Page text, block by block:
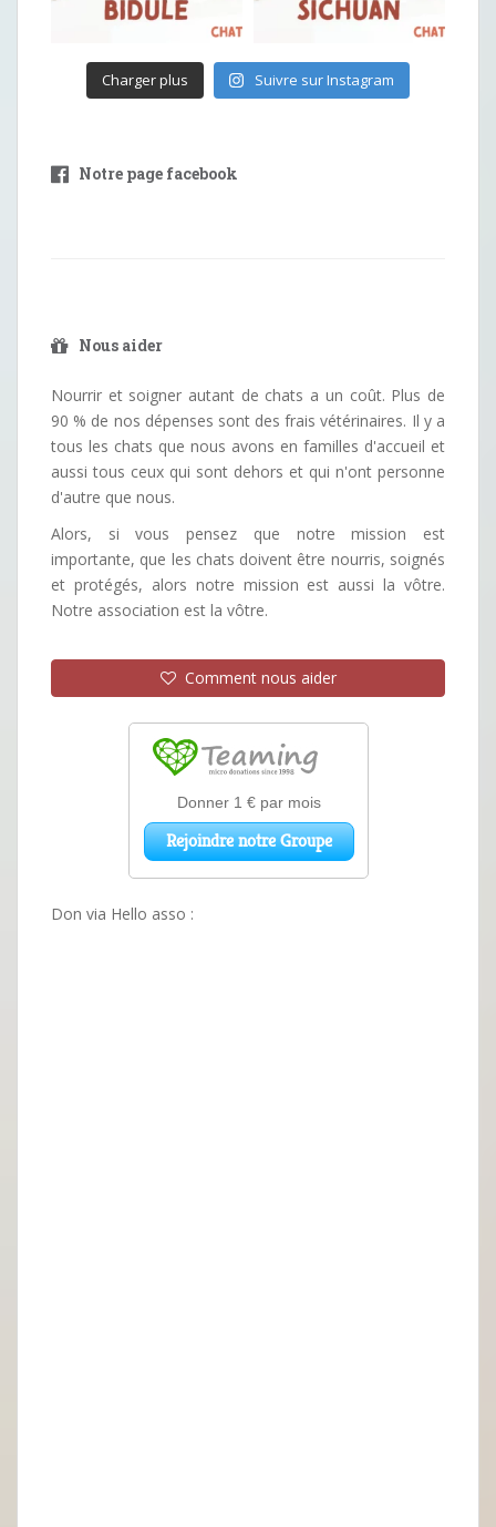
Charger plus Suivre sur Instagram
Notre page facebook
Nous aider
Nourrir et soigner autant de chats a un coût. Plus de
90 % de nos dépenses sont des frais vétérinaires. Il y a
tous les chats que nous avons en familles d'accueil et
aussi tous ceux qui sont dehors et qui n'ont personne
d'autre que nous.
Alors, si vous pensez que notre mission est
importante, que les chats doivent être nourris, soignés
et protégés, alors notre mission est aussi la vôtre.
Notre association est la vôtre.
Comment nous aider
Don via Hello asso :